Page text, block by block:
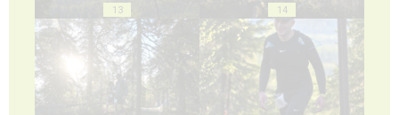
13 14